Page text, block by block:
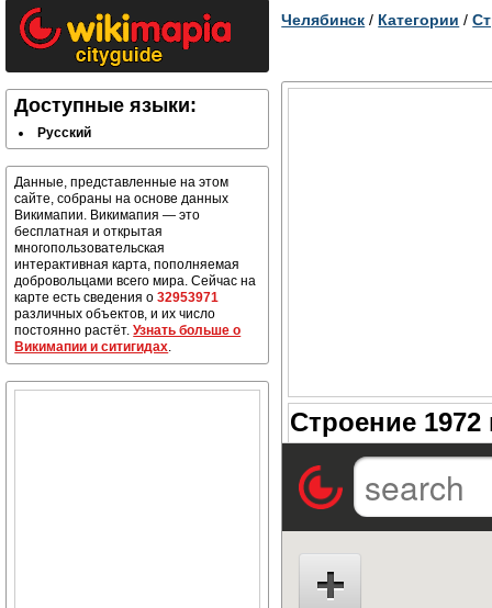
Доступные языки:
Русский
Данные, представленные на этом
сайте, собраны на основе данных
Викимапии. Викимапия — это
бесплатная и открытая
многопользовательская
интерактивная карта, пополняемая
добровольцами всего мира. Сейчас на
карте есть сведения о32953971
различных объектов, и их число
постоянно растёт.Узнать больше о
Викимапии и ситигидах.
Челябинск / Категории /
Строение